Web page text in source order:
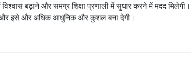
विश्वास बढ़ाने और समग्र शिक्षा प्रणाली में सुधार करने में मदद
इसे और अधिक आधुनिक और कुशल बना देगी।